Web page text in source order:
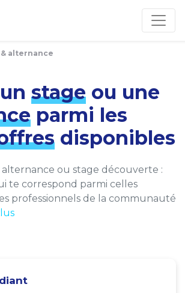
alternance
stage ou une
parmi les
disponibles
ou stage découverte :
te correspond parmi celles
professionnels de la communauté
des cookies